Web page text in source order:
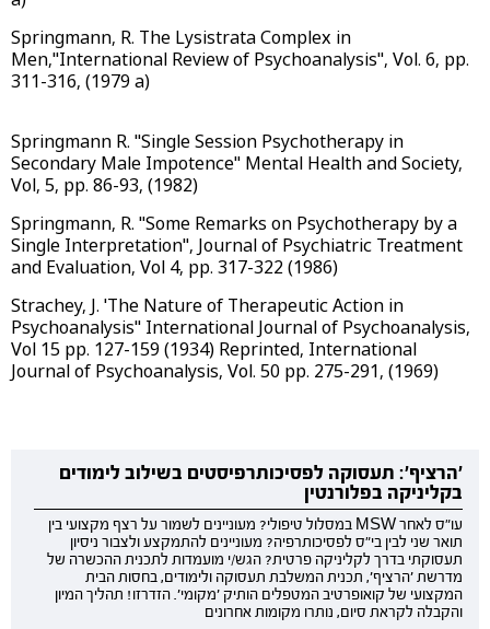
Springmann, R. The Lysistrata Complex in
Men,"International Review of Psychoanalysis", Vol. 6, pp.
311-316, (1979 a)
Springmann R. "Single Session Psychotherapy in
Secondary Male Impotence" Mental Health and Society,
Vol, 5, pp. 86-93, (1982)
Springmann, R. "Some Remarks on Psychotherapy by a
Single Interpretation", Journal of Psychiatric Treatment
and Evaluation, Vol 4, pp. 317-322 (1986)
Strachey, J. 'The Nature of Therapeutic Action in
Psychoanalysis" International Journal of Psychoanalysis,
Vol 15 pp. 127-159 (1934) Reprinted, International
Journal of Psychoanalysis, Vol. 50 pp. 275-291, (1969)
'הרציף': תעסוקה לפסיכותרפיסטים בשילוב לימודים
בקליניקה בפלורנטין
עו"ס לאחר MSW במסלול טיפולי? מעוניינים לשמור על רצף מקצועי בין
תואר שני לבין בי"ס לפסיכותרפיה? מעוניינים להתמקצע ולצבור ניסיון
תעסוקתי בדרך לקליניקה פרטית? הגש/י מועמדות לתכנית ההכשרה של
מדרשת 'הרציף', תכנית המשלבת תעסוקה ולימודים, בחסות הבית
המקצועי של קואופרטיב המטפלים הותיק 'מקומי'. הזדרזו! תהליך המיון
והקבלה לקראת סיום, נותרו מקומות אחרונים